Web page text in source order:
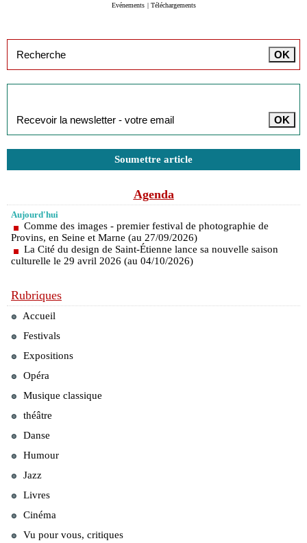
Evénements | Téléchargements
Soumettre article
Agenda
Aujourd'hui
Comme des images - premier festival de photographie de
Provins, en Seine et Marne (au 27/09/2026)
La Cité du design de Saint-Étienne lance sa nouvelle saison
culturelle le 29 avril 2026 (au 04/10/2026)
Rubriques
Accueil
Festivals
Expositions
Opéra
Musique classique
théâtre
Danse
Humour
Jazz
Livres
Cinéma
Vu pour vous, critiques